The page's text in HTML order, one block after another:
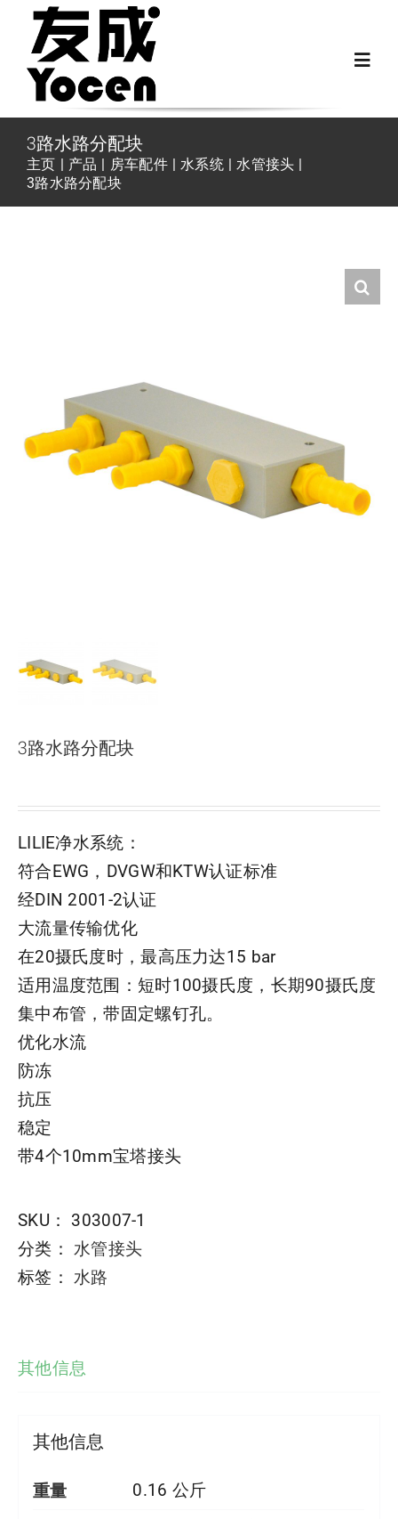
首页
关于我们
3路水路分配块
主页 产品 房车配件 水系统
水管接头
3路水路分配块
3路水路分配块
LILIE净水系统：
符合EWG，DVGW和KTW认证标准
经DIN 2001-2认证
大流量传输优化
在20摄氏度时，最高压力达15 bar
适用温度范围：短时100摄氏度，长期90摄氏度
集中布管，带固定螺钉孔。
优化水流
防冻
抗压
稳定
带4个10mm宝塔接头
SKU： 303007-1
分类：水管接头
标签：水路
其他信息
其他信息
重量 0.16 公斤